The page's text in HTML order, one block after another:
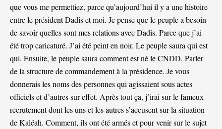
que vous me permettiez, parce qu’aujourd’hui il y a une histoire
entre le président Dadis et moi. Je pense que le peuple a besoin
de savoir quelles sont mes relations avec Dadis. Parce que j’ai
été trop caricaturé. J’ai été peint en noir. Le peuple saura qui est
qui. Ensuite, le peuple saura comment est né le CNDD. Parler
de la structure de commandement à la présidence. Je vous
donnerais les noms des personnes qui agissaient sous actes
officiels et d’autres sur effet. Après tout ça, j’irai sur le fameux
recrutement dont les uns et les autres s’accusent sur la situation
de Kaléah. Comment, ils ont été armés et pour venir sur le sujet